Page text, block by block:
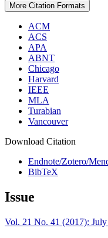
More Citation Formats
ACM
ACS
APA
ABNT
Chicago
Harvard
IEEE
MLA
Turabian
Vancouver
Download Citation
Endnote/Zotero/
BibTeX
Issue
Vol. 21 No. 41 (2017):